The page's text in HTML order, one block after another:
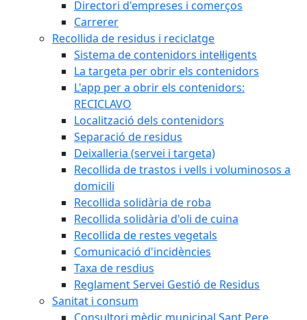
Directori d'empreses i comerços
Carrerer
Recollida de residus i reciclatge
Sistema de contenidors intel·ligents
La targeta per obrir els contenidors
L'app per a obrir els contenidors:
RECICLAVO
Localització dels contenidors
Separació de residus
Deixalleria (servei i targeta)
Recollida de trastos i vells i voluminosos a
domicili
Recollida solidària de roba
Recollida solidària d'oli de cuina
Recollida de restes vegetals
Comunicació d'incidències
Taxa de resdius
Reglament Servei Gestió de Residus
Sanitat i consum